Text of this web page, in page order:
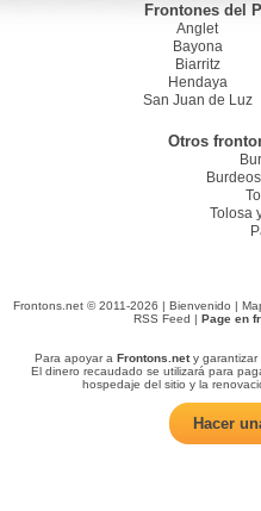
Frontones del
Anglet
Bayona
Biarritz
Hendaya
San Juan de Luz
Otros
Tolosa
Frontons.net © 2011-2026 | Bienvenido |
RSS Feed | Page en
Para apoyar a Frontons.nety garantizar
El dinero recaudado se utilizará para
hospedaje del sitio y la
Hacer